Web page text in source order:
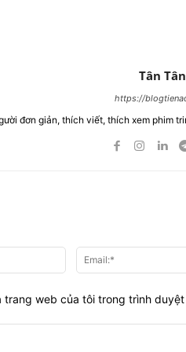
Tân Tân
https://
đơn giản, thích viết, thích xem phim
Tên:*
trang web của tôi trong trình